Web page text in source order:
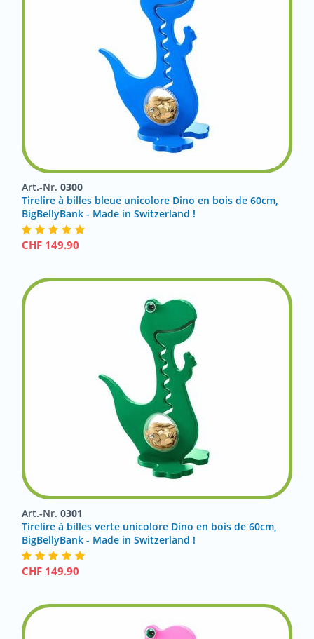
Art.-Nr. 0300
Tirelire à billes bleue unicolore Dino en bois de 60cm,
BigBellyBank - Made in Switzerland !
CHF 149.90
Art.-Nr. 0301
Tirelire à billes verte unicolore Dino en bois de 60cm,
BigBellyBank - Made in Switzerland !
CHF 149.90